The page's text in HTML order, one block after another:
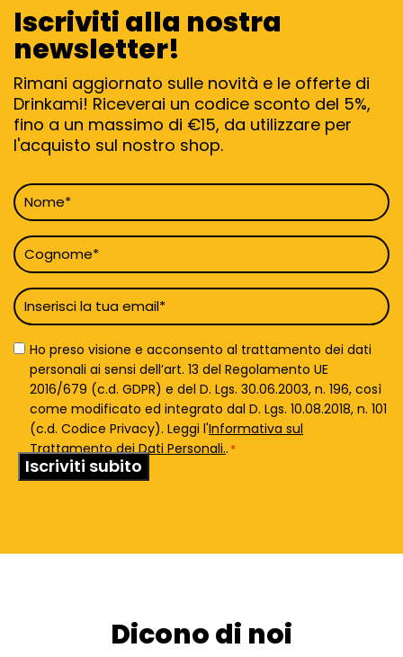
Iscriviti alla nostra
newsletter!
Rimani aggiornato sulle novità e le offerte di
Drinkami! Riceverai un codice sconto del 5%,
fino a un massimo di €15, da utilizzare per
l'acquisto sul nostro shop.
Nome
*
Cognome
*
Email
*
Privacy
Policy
Ho preso visione e acconsento al trattamento dei dati
personali ai sensi dell’art. 13 del Regolamento UE
2016/679 (c.d. GDPR) e del D. Lgs. 30.06.2003, n. 196, così
come modificato ed integrato dal D. Lgs. 10.08.2018, n. 101
(c.d. Codice Privacy). Leggi l'Informativa sul
Trattamento dei Dati Personali.. *
Dicono di noi